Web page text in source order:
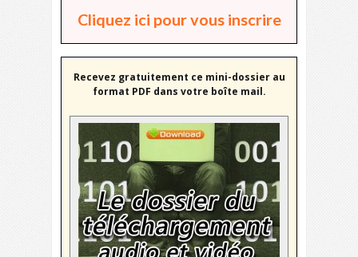
Cliquez ici pour vous inscrire
Recevez gratuitement ce mini-dossier au
format PDF dans votre boîte mail.